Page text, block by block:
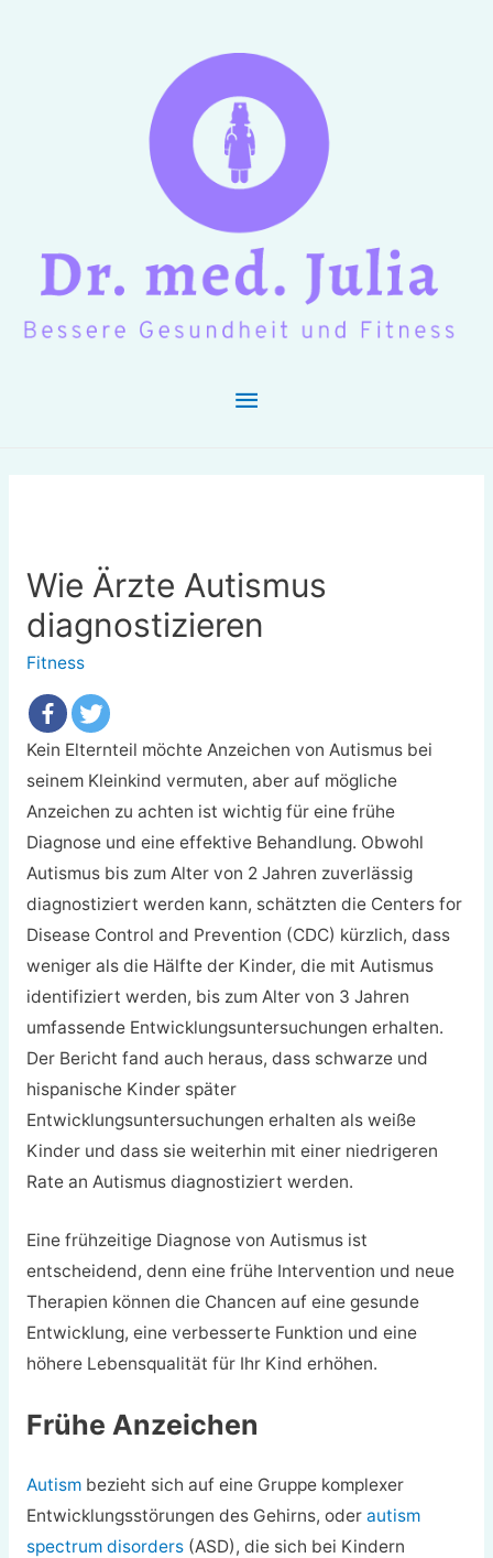
Hauptmenü
Wie Ärzte Autismus
diagnostizieren
Fitness
Kein Elternteil möchte Anzeichen von Autismus bei
seinem Kleinkind vermuten, aber auf mögliche
Anzeichen zu achten ist wichtig für eine frühe
Diagnose und eine effektive Behandlung. Obwohl
Autismus bis zum Alter von 2 Jahren zuverlässig
diagnostiziert werden kann, schätzten die Centers for
Disease Control and Prevention (CDC) kürzlich, dass
weniger als die Hälfte der Kinder, die mit Autismus
identifiziert werden, bis zum Alter von 3 Jahren
umfassende Entwicklungsuntersuchungen erhalten.
Der Bericht fand auch heraus, dass schwarze und
hispanische Kinder später
Entwicklungsuntersuchungen erhalten als weiße
Kinder und dass sie weiterhin mit einer niedrigeren
Rate an Autismus diagnostiziert werden.
Eine frühzeitige Diagnose von Autismus ist
entscheidend, denn eine frühe Intervention und neue
Therapien können die Chancen auf eine gesunde
Entwicklung, eine verbesserte Funktion und eine
höhere Lebensqualität für Ihr Kind erhöhen.
Frühe Anzeichen
Autismbezieht sich auf eine Gruppe komplexer
Entwicklungsstörungen des Gehirns, oder autism
spectrum disorders(ASD), die sich bei Kindern